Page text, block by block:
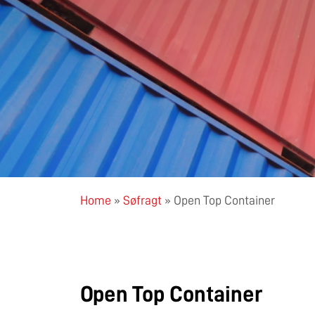
Home » Søfragt » Open Top Container
Open Top Container